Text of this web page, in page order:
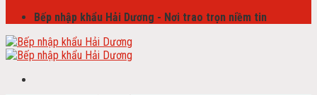
Bếp nhập khẩu Hải Dương - Nơi trao trọn niềm tin